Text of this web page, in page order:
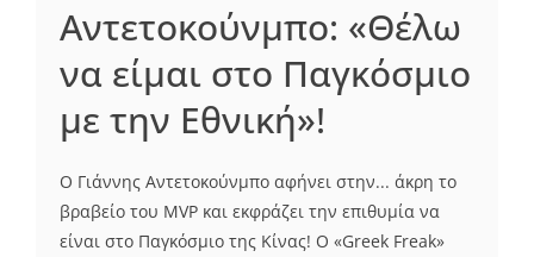
Αντετοκούνμπο: «Θέλω
να είμαι στο Παγκόσμιο
με την Εθνική»!
Ο Γιάννης Αντετοκούνμπο αφήνει στην... άκρη το
βραβείο του MVP και εκφράζει την επιθυμία να
είναι στο Παγκόσμιο της Κίνας! Ο «Greek Freak»